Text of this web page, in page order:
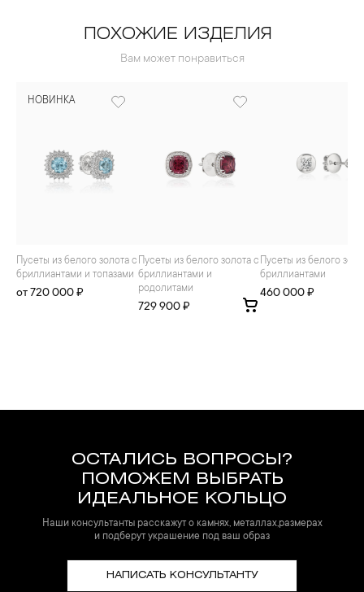
ПОХОЖИЕ ИЗДЕЛИЯ
Вам может понравиться
НОВИНКА
Пусеты из белого золота с
бриллиантами и топазами
от 720 000 ₽
Пусеты из белого золота с
бриллиантами и
родолитами
729 900 ₽
Пусеты из белого золота с
бриллиантами
460 000 ₽
ОСТАЛИСЬ ВОПРОСЫ?
ПОМОЖЕМ ВЫБРАТЬ
ИДЕАЛЬНОЕ КОЛЬЦО
Наши консультанты расскажут о камнях, металлах,размерах
и подберут украшение под ваш образ
НАПИСАТЬ КОНСУЛЬТАНТУ